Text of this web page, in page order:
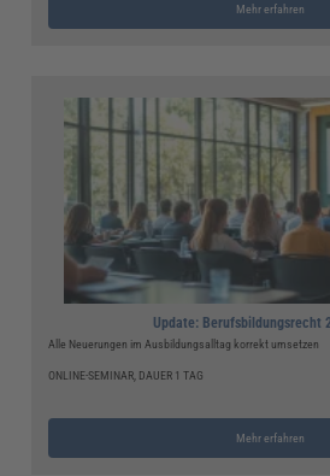
Mehr erfahren
Update: Berufsbildungsrecht
Alle Neuerungen im Ausbildungsalltag korrekt umsetzen
ONLINE-SEMINAR, DAUER 1 TAG
Mehr erfahren